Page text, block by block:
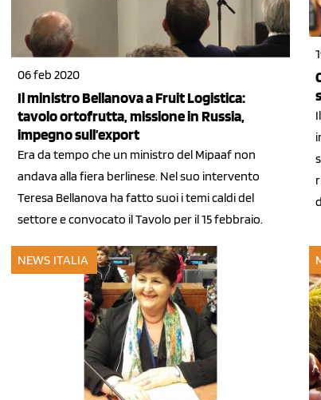
06 feb 2020
Il ministro Bellanova a Fruit Logistica:
tavolo ortofrutta, missione in Russia,
impegno sull’export
Era da tempo che un ministro del Mipaaf non
andava alla fiera berlinese. Nel suo intervento
Teresa Bellanova ha fatto suoi i temi caldi del
settore e convocato il Tavolo per il 15 febbraio.
NEWS ITALIA